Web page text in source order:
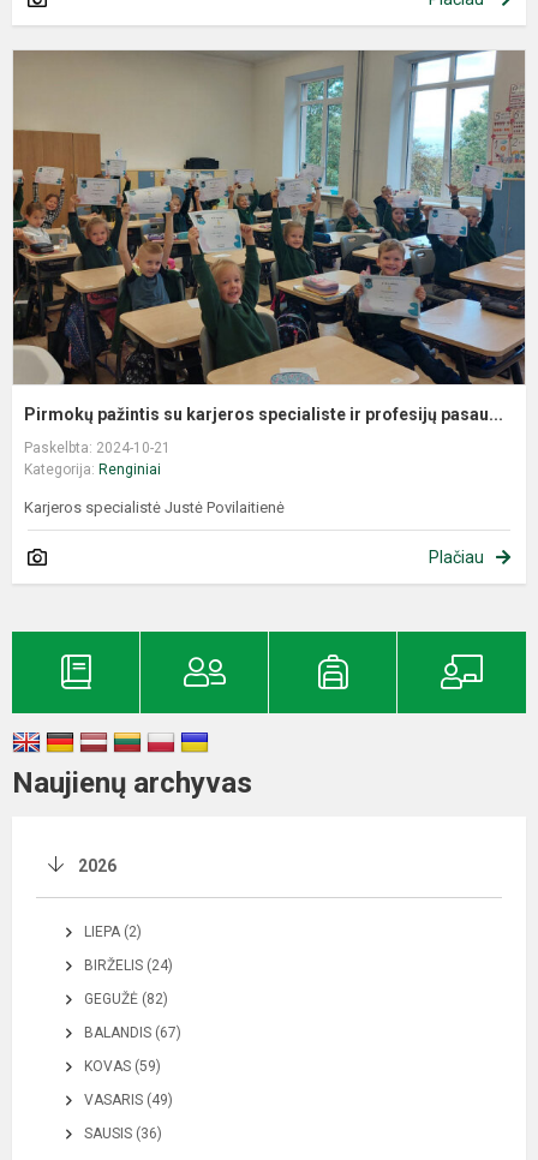
Pirmokų pažintis su karjeros specialiste ir profesijų pasau...
Paskelbta: 2024-10-21
Kategorija: Renginiai
Karjeros specialistė Justė Povilaitienė
Plačiau
Naujienų archyvas
2026
LIEPA (2)
BIRŽELIS (24)
GEGUŽĖ (82)
BALANDIS (67)
KOVAS (59)
VASARIS (49)
SAUSIS (36)